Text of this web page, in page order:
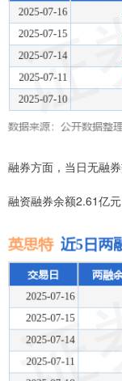
融券方面，当日无融券
融资融券余额2.61亿